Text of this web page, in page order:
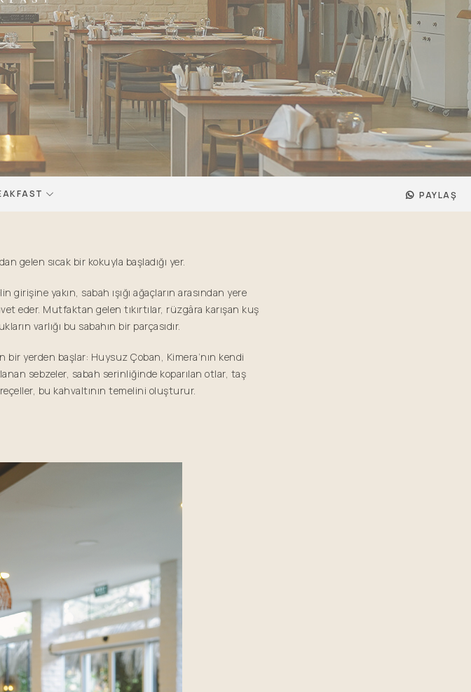
PAYLAŞ
gelen sıcak bir kokuyla başladığı yer.
girişine yakın, sabah ışığı ağaçların arasından yere
eder. Mutfaktan gelen tıkırtılar, rüzgâra karışan kuş
varlığı bu sabahın bir parçasıdır.
bir yerden başlar: Huysuz Çoban, Kimera’nın kendi
sebzeler, sabah serinliğinde koparılan otlar, taş
reçeller, bu kahvaltının temelini oluşturur.